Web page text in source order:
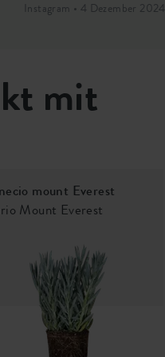
Instagram • 4 Dezember 2024
mit
mount Everest
Mount Everest